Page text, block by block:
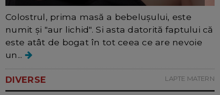
Colostrul, prima masă a bebelușului, este
numit și "aur lichid". Si asta datorită faptului că
este atât de bogat în tot ceea ce are nevoie
un...
DIVERSE LAPTE MATERN